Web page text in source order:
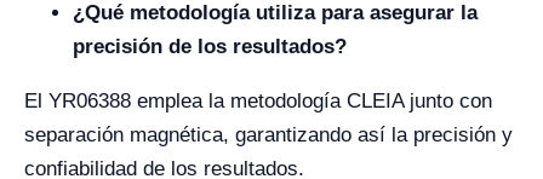
¿Qué metodología utiliza para asegurar la
precisión de los resultados?
El YR06388 emplea la metodología CLEIA junto con
separación magnética, garantizando así la precisión y
confiabilidad de los resultados.